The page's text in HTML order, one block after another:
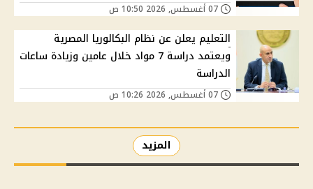
التعليم يعلن عن نظام البكالوريا المصرية
ويعتمد دراسة 7 مواد خلال عامين وزيادة ساعات
الدراسة
المزيد